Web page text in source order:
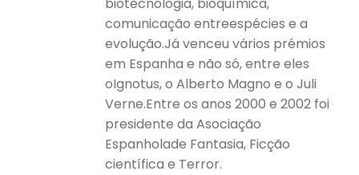
comunicação entreespécies e a
evolução.Já venceu vários prémios
em Espanha e não só, entre eles
oIgnotus, o Alberto Magno e o Juli
Verne.Entre os anos 2000 e 2002 foi
presidente da Asociação
Espanholade Fantasia, Ficção
científica e Terror.